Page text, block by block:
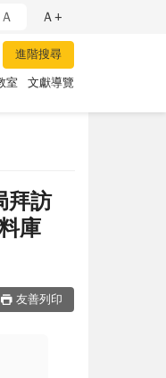
Ａ Ａ+
室 文獻導覽
拜訪
庫
友善列印